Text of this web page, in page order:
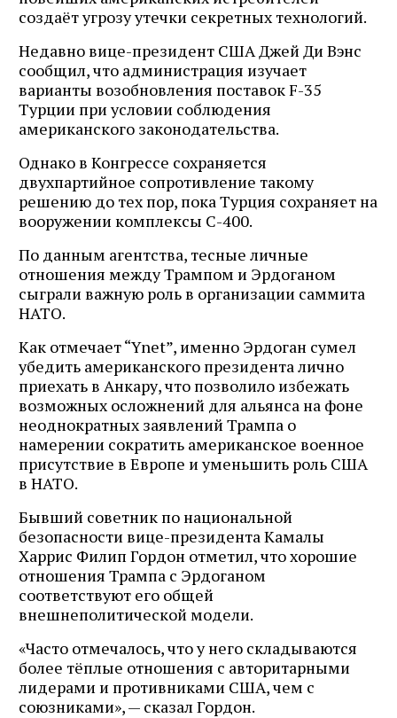
создаёт угрозу утечки секретных технологий.
Недавно вице-президент США Джей Ди Вэнс
сообщил, что администрация изучает
варианты возобновления поставок F-35
Турции при условии соблюдения
американского законодательства.
Однако в Конгрессе сохраняется
двухпартийное сопротивление такому
решению до тех пор, пока Турция сохраняет на
вооружении комплексы С-400.
По данным агентства, тесные личные
отношения между Трампом и Эрдоганом
сыграли важную роль в организации саммита
НАТО.
Как отмечает “Ynet”, именно Эрдоган сумел
убедить американского президента лично
приехать в Анкару, что позволило избежать
возможных осложнений для альянса на фоне
неоднократных заявлений Трампа о
намерении сократить американское военное
присутствие в Европе и уменьшить роль США
в НАТО.
Бывший советник по национальной
безопасности вице-президента Камалы
Харрис Филип Гордон отметил, что хорошие
отношения Трампа с Эрдоганом
соответствуют его общей
внешнеполитической модели.
«Часто отмечалось, что у него складываются
более тёплые отношения с авторитарными
лидерами и противниками США, чем с
союзниками», — сказал Гордон.